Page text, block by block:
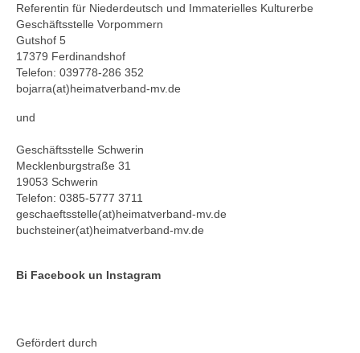
Referentin für Niederdeutsch und Immaterielles Kulturerbe
Geschäftsstelle Vorpommern
Gutshof 5
17379 Ferdinandshof
Telefon: 039778-286 352
bojarra(at)heimatverband-mv.de
und
Geschäftsstelle Schwerin
Mecklenburgstraße 31
19053 Schwerin
Telefon: 0385-5777 3711
geschaeftsstelle(at)heimatverband-mv.de
buchsteiner(at)heimatverband-mv.de
Bi Facebook un Instagram
Gefördert durch